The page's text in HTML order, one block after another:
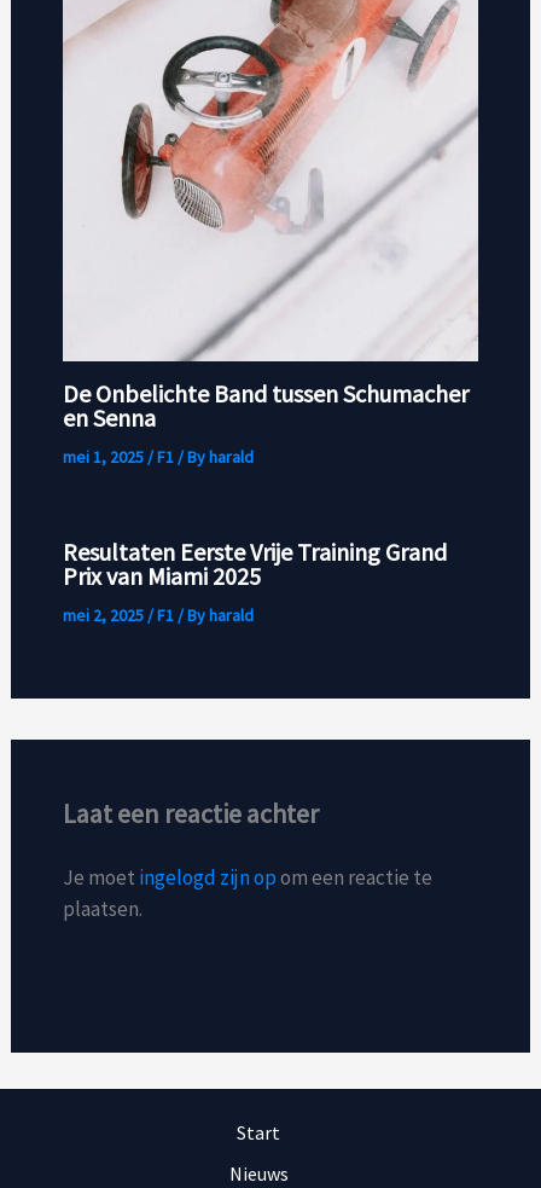
De Onbelichte Band tussen Schumacher
en Senna
mei 1, 2025/F1/ Byharald
Resultaten Eerste Vrije Training Grand
Prix van Miami 2025
mei 2, 2025/F1/ Byharald
Laat een reactie achter
Je moet ingelogd zijn opom een reactie te
plaatsen.
Start
Nieuws